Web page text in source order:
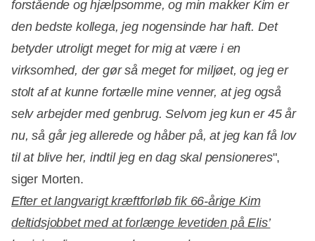
forstående og hjælpsomme, og min makker Kim er
den bedste kollega, jeg nogensinde har haft. Det
betyder utroligt meget for mig at være i en
virksomhed, der gør så meget for miljøet, og jeg er
stolt af at kunne fortælle mine venner, at jeg også
selv arbejder med genbrug. Selvom jeg kun er 45 år
nu, så går jeg allerede og håber på, at jeg kan få lov
til at blive her, indtil jeg en dag skal pensioneres",
siger Morten.
Efter et langvarigt kræftforløb fik 66-årige Kim
deltidsjobbet med at forlænge levetiden på Elis’